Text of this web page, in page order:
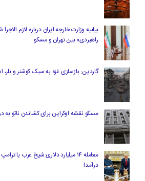
بیانیه وزارت خارجه ایران درباره لازم‌
راهبردی» بین تهران و مسکو
گاردین: بازسازی غزه به سبک کوشنر و
مسکو نقشه اوکراین برای کشاندن ناتو به
معامله ۱۴ میلیارد دلاری شیخ عرب
درآمد!